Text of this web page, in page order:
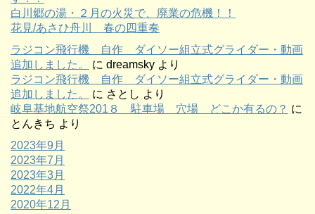
白川郷の湯・２月の火災で、廃業の危機！！
花見/あさひ舟川 春の四重奏
ラジコン飛行機 自作 ダイソー組立式グライダー・動画
追加しました。
に dreamsky より
ラジコン飛行機 自作 ダイソー組立式グライダー・動画
追加しました。
に さとし より
岐阜基地航空祭201８ 駐車場 穴場 どこか有るの？ に
とんきち より
2023年9月
2023年7月
2023年3月
2022年4月
2020年12月